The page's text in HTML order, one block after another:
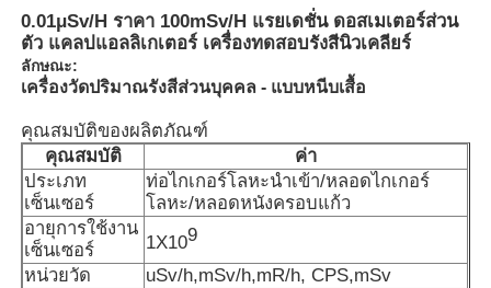
0.01μSv/H ราคา 100mSv/H แรยเดชั่น ดอสเมเตอร์ส่วน
ตัว แคลปแอลลิเกเตอร์ เครื่องทดสอบรังสีนิวเคลียร์
ลักษณะ:
เครื่องวัดปริมาณรังสีส่วนบุคคล - แบบหนีบเสื้อ
คุณสมบัติของผลิตภัณฑ์
คุณสมบัติ
ค่า
ประเภท
เซ็นเซอร์
ท่อไกเกอร์โลหะนำเข้า/หลอดไกเกอร์
โลหะ/หลอดหนังครอบแก้ว
อายุการใช้งาน
เซ็นเซอร์
1X109
หน่วยวัด
uSv/h,mSv/h,mR/h, CPS,mSv